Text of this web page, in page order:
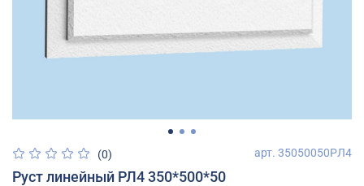
(0) арт. 35050050РЛ4
Руст линейный РЛ4 350*500*50